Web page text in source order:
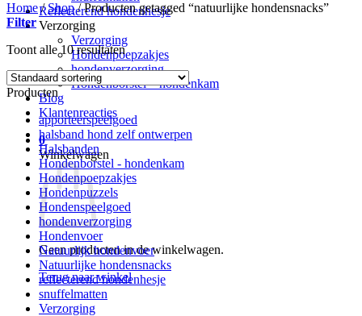
Reflecterend hondenhesje
Verzorging
Verzorging
Hondenpoepzakjes
hondenverzorging
Hondenborstel – hondenkam
Blog
Klantenreacties
0
Winkelwagen
Geen producten in de winkelwagen.
Terug naar winkel
Home / Shop /Producten getagged “natuurlijke hondensnacks”
Filter
Toont alle 10 resultaten
Producten
apporteerspeelgoed
halsband hond zelf ontwerpen
Halsbanden
Hondenborstel - hondenkam
Hondenpoepzakjes
Hondenpuzzels
Hondenspeelgoed
hondenverzorging
Hondenvoer
Natuurlijk hondenvoer
Natuurlijke hondensnacks
reflecterend hondenhesje
snuffelmatten
Verzorging